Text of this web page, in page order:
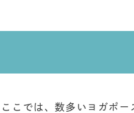
こでは、数多いヨガポ